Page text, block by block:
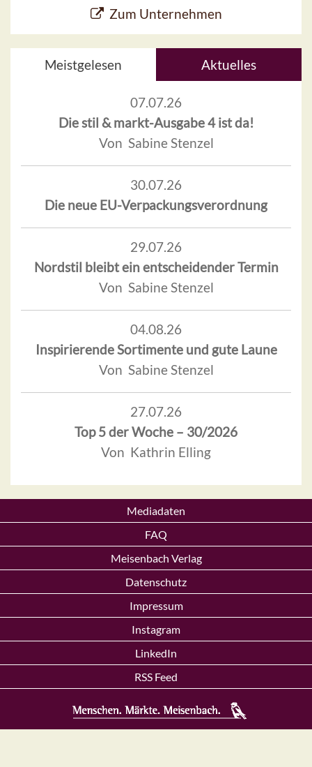
Zum Unternehmen
Meistgelesen Aktuelles
07.07.26
Die stil & markt-Ausgabe 4 ist da!
Von Sabine Stenzel
30.07.26
Die neue EU-Verpackungsverordnung
29.07.26
Nordstil bleibt ein entscheidender Termin
Von Sabine Stenzel
04.08.26
Inspirierende Sortimente und gute Laune
Von Sabine Stenzel
27.07.26
Top 5 der Woche – 30/2026
Von Kathrin Elling
Mediadaten
FAQ
Meisenbach Verlag
Datenschutz
Impressum
Instagram
LinkedIn
RSS Feed